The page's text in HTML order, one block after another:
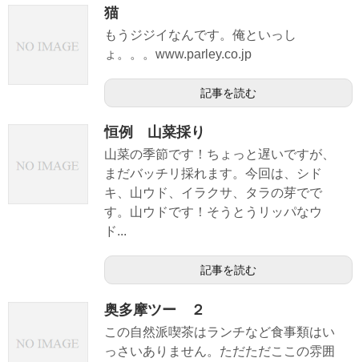
猫
もうジジイなんです。俺といっし
ょ。。。www.parley.co.jp
記事を読む
恒例 山菜採り
山菜の季節です！ちょっと遅いですが、
まだバッチリ採れます。今回は、シド
キ、山ウド、イラクサ、タラの芽でで
す。山ウドです！そうとうリッパなウ
ド...
記事を読む
奥多摩ツー ２
この自然派喫茶はランチなど食事類はい
っさいありません。ただただここの雰囲